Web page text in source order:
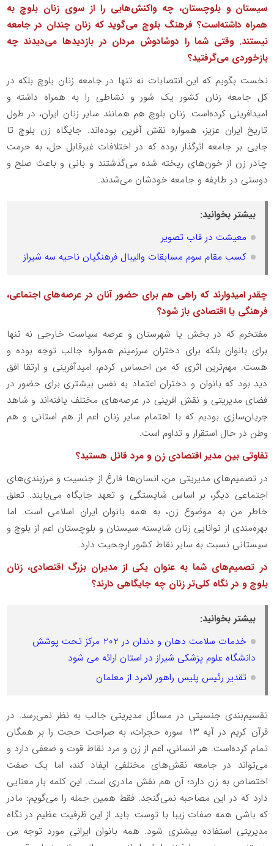
سیستان و بلوچستان، چه واکنش‌هایی را از سوی زنان بلوچ به
همراه داشته‌است؟ فرهنگ بلوچ می‌گوید که زنان چندان در جامعه
نیستند. وقتی شما را دوشادوش مردان در بازدیدها می‌دیدند چه
بازخوردی می‌گرفتید؟
نخست بگویم که این انتصابات نه تنها در جامعه زنان بلوچ بلکه در
کل جامعه زنان کشور یک شور و نشاطی را به همراه داشته و
امیدافرینی کرده‌است. زنان بلوچ هم همانند سایر زنان ایران، در طول
تاریخ ایران عزیز، همواره نقش آفرین بوده‌اند. جایگاه زن بلوچ تا
جایی بر جامعه اثرگذار بوده که در اختلافات غیرقابل حل، به حرمت
چادر زن از خون‌های ریخته شده می‌گذشتند و بانی و باعث صلح و
دوستی در طایفه و جامعه خودشان می‌شدند.
بیشتر بخوانید:
معیشت در قاب تصویر
کسب مقام سوم مسابقات والیبال فرهنگیان ناحیه سه شیراز
چقدر امیدوارند که راهی هم برای حضور آنان در عرصه‌های اجتماعی،
فرهنگی یا اقتصادی باز شود؟
مفتخرم که در بخش یا شهرستان و عرصه سیاست خارجی نه تنها
برای بانوان بلکه برای دختران سرزمینم همواره جالب توجه بوده و
هست. مهم‌ترین اثری که من احساس کردم، امیدآفرینی و ارتقا افق
دید بود که بانوان و دختران اعتماد به نفس بیشتری برای حضور در
فضای مدیریتی و نقش افرینی در عرصه‌های مختلف یافته‌اند و شاهد
جریان‌سازی بودیم که با اهتمام سایر زنان اعم از هم استانی و هم
وطن در حال استقرار و تداوم است.
تفاوتی بین مدیر اقتصادی زن و مرد قائل هستید؟
در تصمیم‌های مدیریتی من، انسان‌ها فارغ از جنسیت و مرزبندی‌های
اجتماعی دیگر، بر اساس شایستگی و تعهد جایگاه می‌یابند. تعلق
خاطر من به موضوع زن، به همه‌ بانوان ایران اسلامی است. اما
بهره‌مندی از توانایی زنان شایسته سیستان و بلوچستان اعم از بلوچ و
سیستانی نسبت به سایر نقاط کشور ارجحیت دارد.
در تصمیم‌های شما به عنوان یکی از مدیران بزرگ اقتصادی، زنان
بلوچ و در نگاه کلی‌تر زنان چه جایگاهی دارند؟
بیشتر بخوانید:
خدمات سلامت دهان و دندان در 202 مرکز تحت پوشش
دانشگاه علوم پزشکی شیراز در استان ارائه می شود
تقدیر رئیس پلیس راهور لامرد از معلمان
تقسیم‌بندی جنسیتی در مسائل مدیریتی جالب به نظر نمی‌رسد. در
قرآن کریم در آیه ۱۳ سوره حجرات، به صراحت حجت را بر همگان
تمام کرده‌است. هر انسانی، اعم از زن و مرد نقاط قوت و ضعفی دارد و
می‌تواند در جامعه نقش‌های مختلفی ایفاد کند، اما یک صفت
اختصاص به زن دارد؛ آن هم نقش مادری است. این کلمه بار معنایی
دارد که در این مصاحبه نمی‌گنجد. فقط همین جمله را می‌گویم: مادر
که باشی همه صفات زیبا با توست. باید از این ظرفیت عظیم در نگاه
مدیریتی استفاده بیشتری شود. همه بانوان ایرانی مورد توجه من